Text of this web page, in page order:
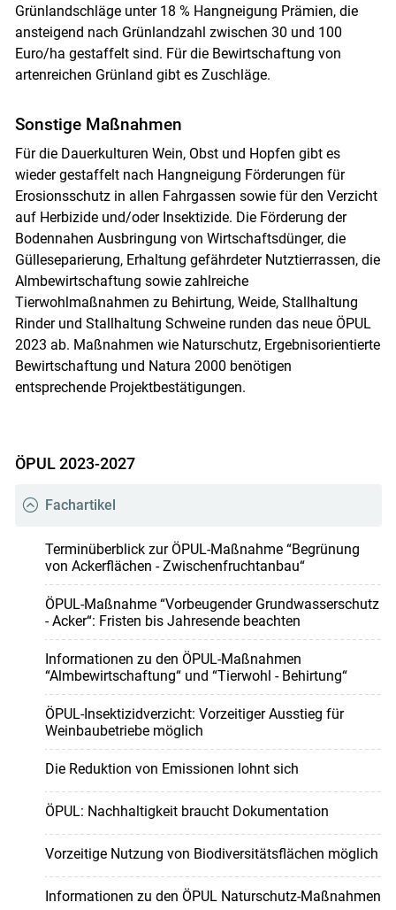
Grünlandschläge unter 18 % Hangneigung Prämien, die
ansteigend nach Grünlandzahl zwischen 30 und 100
Euro/ha gestaffelt sind. Für die Bewirtschaftung von
artenreichen Grünland gibt es Zuschläge.
Sonstige Maßnahmen
Für die Dauerkulturen Wein, Obst und Hopfen gibt es
wieder gestaffelt nach Hangneigung Förderungen für
Erosionsschutz in allen Fahrgassen sowie für den Verzicht
auf Herbizide und/oder Insektizide. Die Förderung der
Bodennahen Ausbringung von Wirtschaftsdünger, die
Gülleseparierung, Erhaltung gefährdeter Nutztierrassen, die
Almbewirtschaftung sowie zahlreiche
Tierwohlmaßnahmen zu Behirtung, Weide, Stallhaltung
Rinder und Stallhaltung Schweine runden das neue ÖPUL
2023 ab. Maßnahmen wie Naturschutz, Ergebnisorientierte
Bewirtschaftung und Natura 2000 benötigen
entsprechende Projektbestätigungen.
ÖPUL 2023-2027
Fachartikel
Terminüberblick zur ÖPUL-Maßnahme “Begrünung
von Ackerflächen - Zwischenfruchtanbau“
ÖPUL-Maßnahme “Vorbeugender Grundwasserschutz
- Acker“: Fristen bis Jahresende beachten
Informationen zu den ÖPUL-Maßnahmen
“Almbewirtschaftung“ und “Tierwohl - Behirtung“
ÖPUL-Insektizidverzicht: Vorzeitiger Ausstieg für
Weinbaubetriebe möglich
Die Reduktion von Emissionen lohnt sich
ÖPUL: Nachhaltigkeit braucht Dokumentation
Vorzeitige Nutzung von Biodiversitätsflächen möglich
Informationen zu den ÖPUL Naturschutz-Maßnahmen